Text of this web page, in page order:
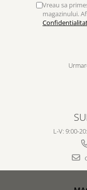
Vreau sa
magazinului.
L-V: 9:00-